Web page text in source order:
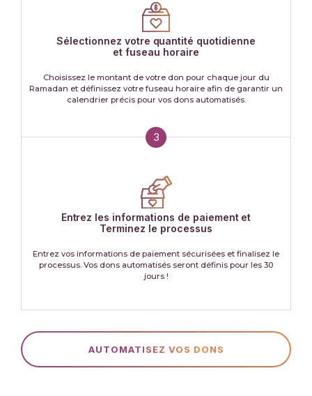
Sélectionnez votre quantité quotidienne
et fuseau horaire
Choisissez le montant de votre don pour chaque jour du
Ramadan et définissez votre fuseau horaire afin de garantir un
calendrier précis pour vos dons automatisés.
3
Entrez les informations de paiement et
Terminez le processus
Entrez vos informations de paiement sécurisées et finalisez le
processus. Vos dons automatisés seront définis pour les 30
jours !
AUTOMATISEZ VOS DONS